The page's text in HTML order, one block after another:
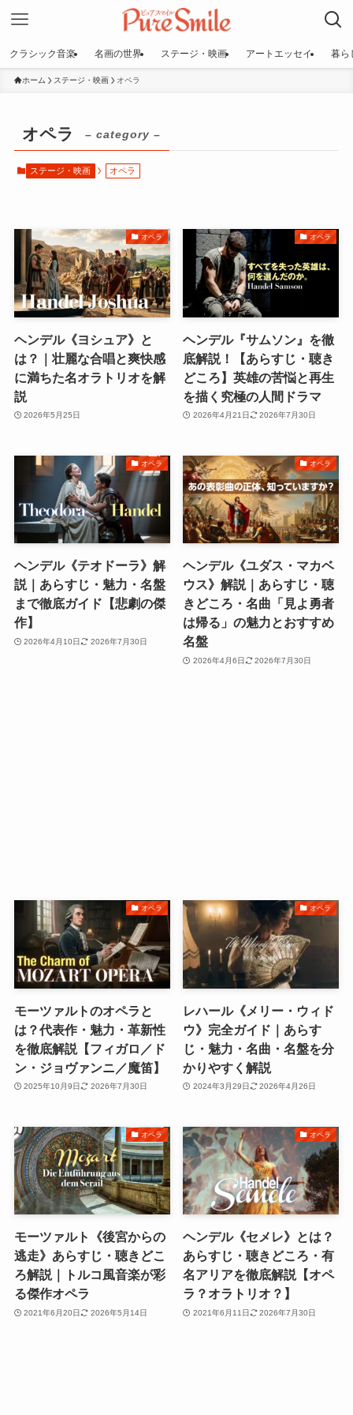
クラシック音楽 名画の世界 ステージ・映画 アートエッセイ 暮ら
ホーム ステージ・映画 オペラ
オペラ – category –
ステージ・映画 オペラ
オペラ
ヘンデル《ヨシュア》と
は？｜壮麗な合唱と爽快感
に満ちた名オラトリオを解
説
2026年5月25日
オペラ
​ヘンデル『サムソン』を徹
底解説！【あらすじ・聴き
どころ】英雄の苦悩と再生
を描く究極の人間ドラマ
2026年4月21日 2026年7月30日
オペラ
ヘンデル《テオドーラ》解
説｜あらすじ・魅力・名盤
まで徹底ガイド【悲劇の傑
作】
2026年4月10日 2026年7月30日
オペラ
ヘンデル《ユダス・マカベ
ウス》解説｜あらすじ・聴
きどころ・名曲「見よ勇者
は帰る」の魅力とおすすめ
名盤
2026年4月6日 2026年7月30日
オペラ
モーツァルトのオペラと
は？代表作・魅力・革新性
を徹底解説【フィガロ／ド
ン・ジョヴァンニ／魔笛】
2025年10月9日 2026年7月30日
オペラ
レハール《メリー・ウィド
ウ》完全ガイド｜あらす
じ・魅力・名曲・名盤を分
かりやすく解説
2024年3月29日 2026年4月26日
オペラ
モーツァルト《後宮からの
逃走》あらすじ・聴きどこ
ろ解説｜トルコ風音楽が彩
る傑作オペラ
2021年6月20日 2026年5月14日
オペラ
ヘンデル《セメレ》とは？
あらすじ・聴きどころ・有
名アリアを徹底解説【オペ
ラ？オラトリオ？】
2021年6月11日 2026年7月30日